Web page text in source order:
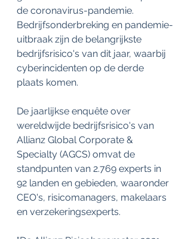
de coronavirus-pandemie.
Bedrijfsonderbreking en pandemie-
uitbraak zijn de belangrijkste
bedrijfsrisico's van dit jaar, waarbij
cyberincidenten op de derde
plaats komen.
De jaarlijkse enquête over
wereldwijde bedrijfsrisico's van
Allianz Global Corporate &
Specialty (AGCS) omvat de
standpunten van 2.769 experts in
92 landen en gebieden, waaronder
CEO's, risicomanagers, makelaars
en verzekeringsexperts.